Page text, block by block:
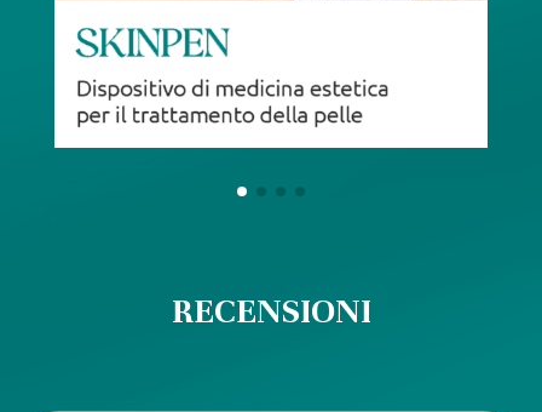
RECENSIONI